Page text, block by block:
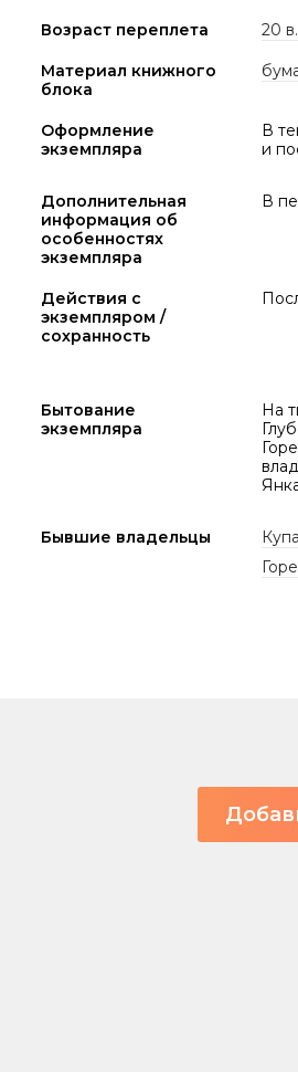
Возраст переплета 20 в.
Материал книжного
блока
Оформление
экземпляра
В
и
Дополнительная
информация об
особенностях
экземпляра
В
Действия с
экземпляром /
сохранность
Бытование
экземпляра
На
Бывшие владельцы